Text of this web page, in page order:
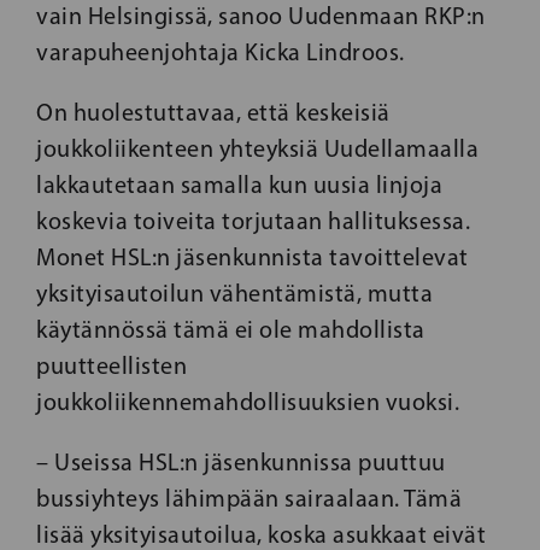
vain Helsingissä, sanoo Uudenmaan RKP:n
varapuheenjohtaja Kicka Lindroos.
On huolestuttavaa, että keskeisiä
joukkoliikenteen yhteyksiä Uudellamaalla
lakkautetaan samalla kun uusia linjoja
koskevia toiveita torjutaan hallituksessa.
Monet HSL:n jäsenkunnista tavoittelevat
yksityisautoilun vähentämistä, mutta
käytännössä tämä ei ole mahdollista
puutteellisten
joukkoliikennemahdollisuuksien vuoksi.
– Useissa HSL:n jäsenkunnissa puuttuu
bussiyhteys lähimpään sairaalaan. Tämä
lisää yksityisautoilua, koska asukkaat eivät